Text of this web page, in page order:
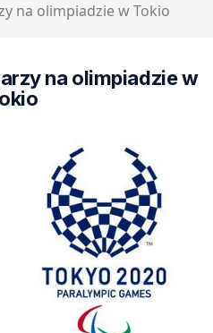
na olimpiadzie w Tokio
na olimpiadzie w